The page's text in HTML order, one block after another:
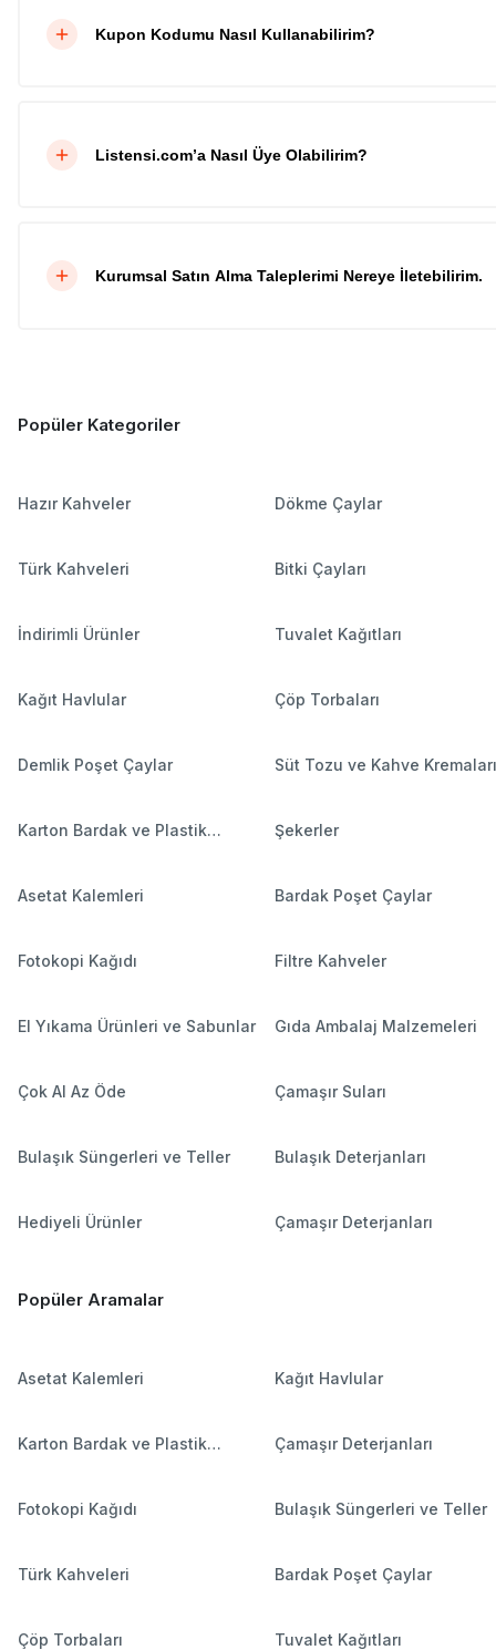
Kupon Kodumu Nasıl Kullanabilirim?
Listensi.com’a Nasıl Üye Olabilirim?
Kurumsal Satın Alma Taleplerimi Nereye İletebilirim.
Popüler Kategoriler
Hazır Kahveler Dökme Çaylar
Türk Kahveleri Bitki Çayları
İndirimli Ürünler Tuvalet Kağıtları
Kağıt Havlular Çöp Torbaları
Demlik Poşet Çaylar Süt Tozu ve Kahve Kremaları
Karton Bardak ve Plastik
Şekerler
Asetat Kalemleri Bardak Poşet Çaylar
Fotokopi Kağıdı Filtre Kahveler
El Yıkama Ürünleri ve Sabunlar Gıda Ambalaj Malzemeleri
Çok Al Az Öde Çamaşır Suları
Bulaşık Süngerleri ve Teller Bulaşık Deterjanları
Hediyeli Ürünler Çamaşır Deterjanları
Popüler Aramalar
Asetat Kalemleri Kağıt Havlular
Karton Bardak ve Plastik
Çamaşır Deterjanları
Fotokopi Kağıdı Bulaşık Süngerleri ve Teller
Türk Kahveleri Bardak Poşet Çaylar
Çöp Torbaları Tuvalet Kağıtları